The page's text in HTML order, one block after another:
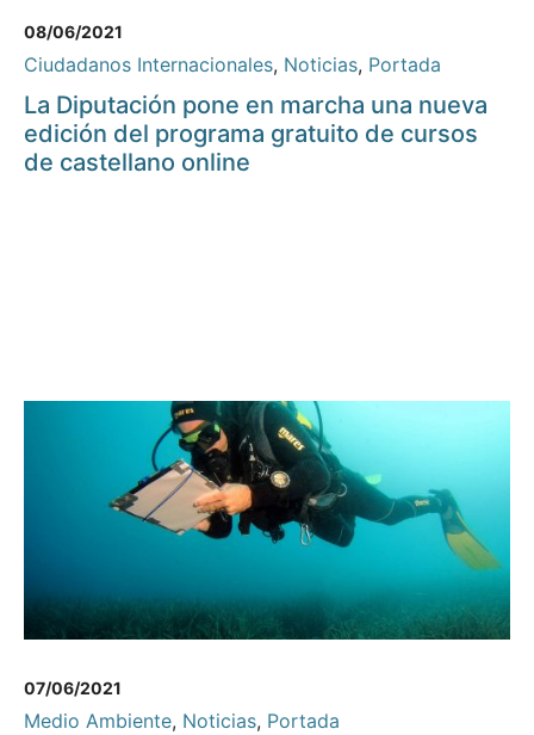
08/06/2021
Ciudadanos Internacionales, Noticias, Portada
La Diputación pone en marcha una nueva
edición del programa gratuito de cursos
de castellano online
07/06/2021
Medio Ambiente, Noticias, Portada